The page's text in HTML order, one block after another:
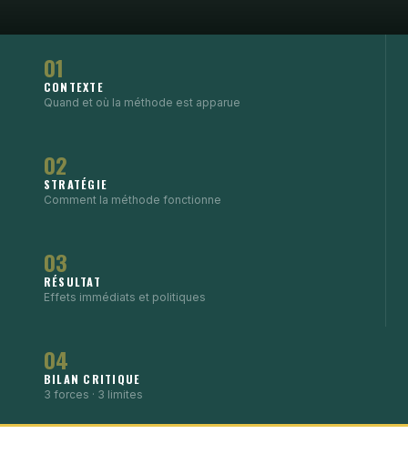
01
CONTEXTE
Quand et où la méthode est apparue
02
STRATÉGIE
Comment la méthode fonctionne
03
RÉSULTAT
Effets immédiats et politiques
04
BILAN CRITIQUE
3 forces · 3 limites